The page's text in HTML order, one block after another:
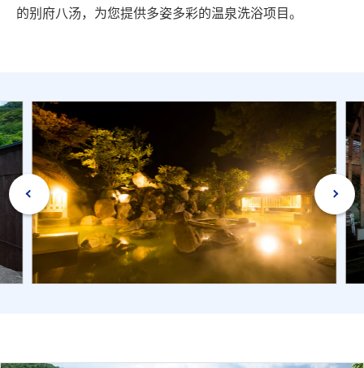
的别府八汤，为您提供多姿多彩的温泉洗浴项目。